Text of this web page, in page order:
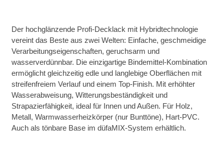
Der hochglänzende Profi-Decklack mit Hybridtechnologie
vereint das Beste aus zwei Welten: Einfache, geschmeidige
Verarbeitungseigenschaften, geruchsarm und
wasserverdünnbar. Die einzigartige Bindemittel-Kombination
ermöglicht gleichzeitig edle und langlebige Oberflächen mit
streifenfreiem Verlauf und einem Top-Finish. Mit erhöhter
Wasserabweisung, Witterungsbeständigkeit und
Strapazierfähigkeit, ideal für Innen und Außen. Für Holz,
Metall, Warmwasserheizkörper (nur Bunttöne), Hart-PVC.
Auch als tönbare Base im düfaMIX-System erhältlich.